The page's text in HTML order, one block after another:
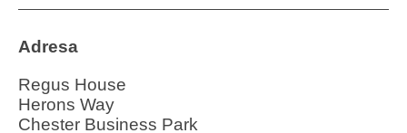
Adresa
Regus House
Herons Way
Chester Business Park